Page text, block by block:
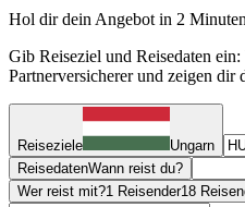
Hol dir dein Angebot in 2 Minuten
Gib Reiseziel und Reisedaten
Partnerversicherer und zeigen
Reiseziele
Ungarn
ReisedatenWann reist du?
Wer reist mit?1 Reisender18